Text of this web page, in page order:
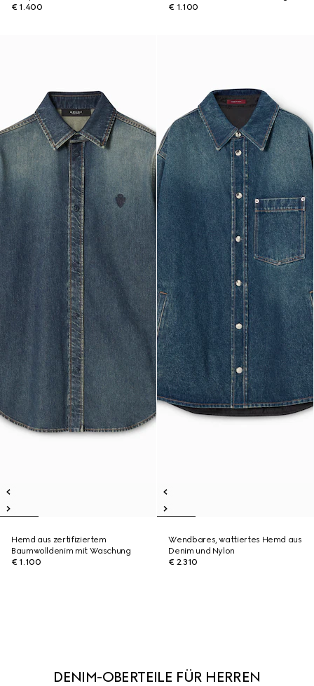
€ 1.400
€ 1.100
Hemd aus zertifiziertem
Baumwolldenim mit Waschung
€ 1.100
Wendbares, wattiertes Hemd aus
Denim und Nylon
€ 2.310
DENIM-OBERTEILE FÜR HERREN